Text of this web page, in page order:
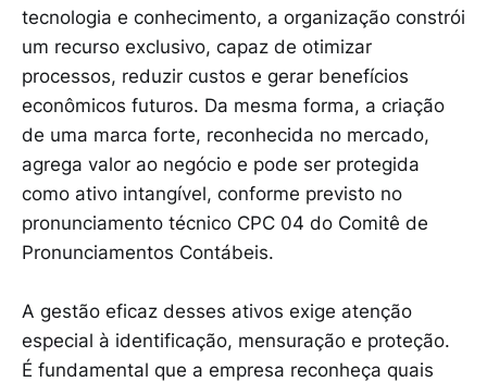
tecnologia e conhecimento, a organização constrói
um recurso exclusivo, capaz de otimizar
processos, reduzir custos e gerar benefícios
econômicos futuros. Da mesma forma, a criação
de uma marca forte, reconhecida no mercado,
agrega valor ao negócio e pode ser protegida
como ativo intangível, conforme previsto no
pronunciamento técnico CPC 04 do Comitê de
Pronunciamentos Contábeis.
A gestão eficaz desses ativos exige atenção
especial à identificação, mensuração e proteção.
É fundamental que a empresa reconheça quais